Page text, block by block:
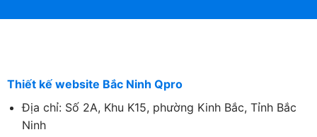
Thiết kế website Bắc Ninh Qpro
Địa chỉ:Số 2A, Khu K15, phường Kinh Bắc, Tỉnh Bắc
Ninh